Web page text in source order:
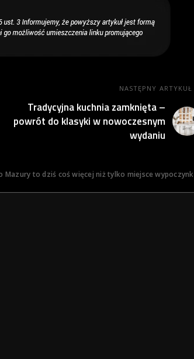
NASTĘPNY ARTYKUŁ
Tradycyjna kuchnia zamknięta –
powrót do klasyki w nowoczesnym
wydaniu
Mazury to dziś coś więcej niż tylko miejsce wypoczynkowe?